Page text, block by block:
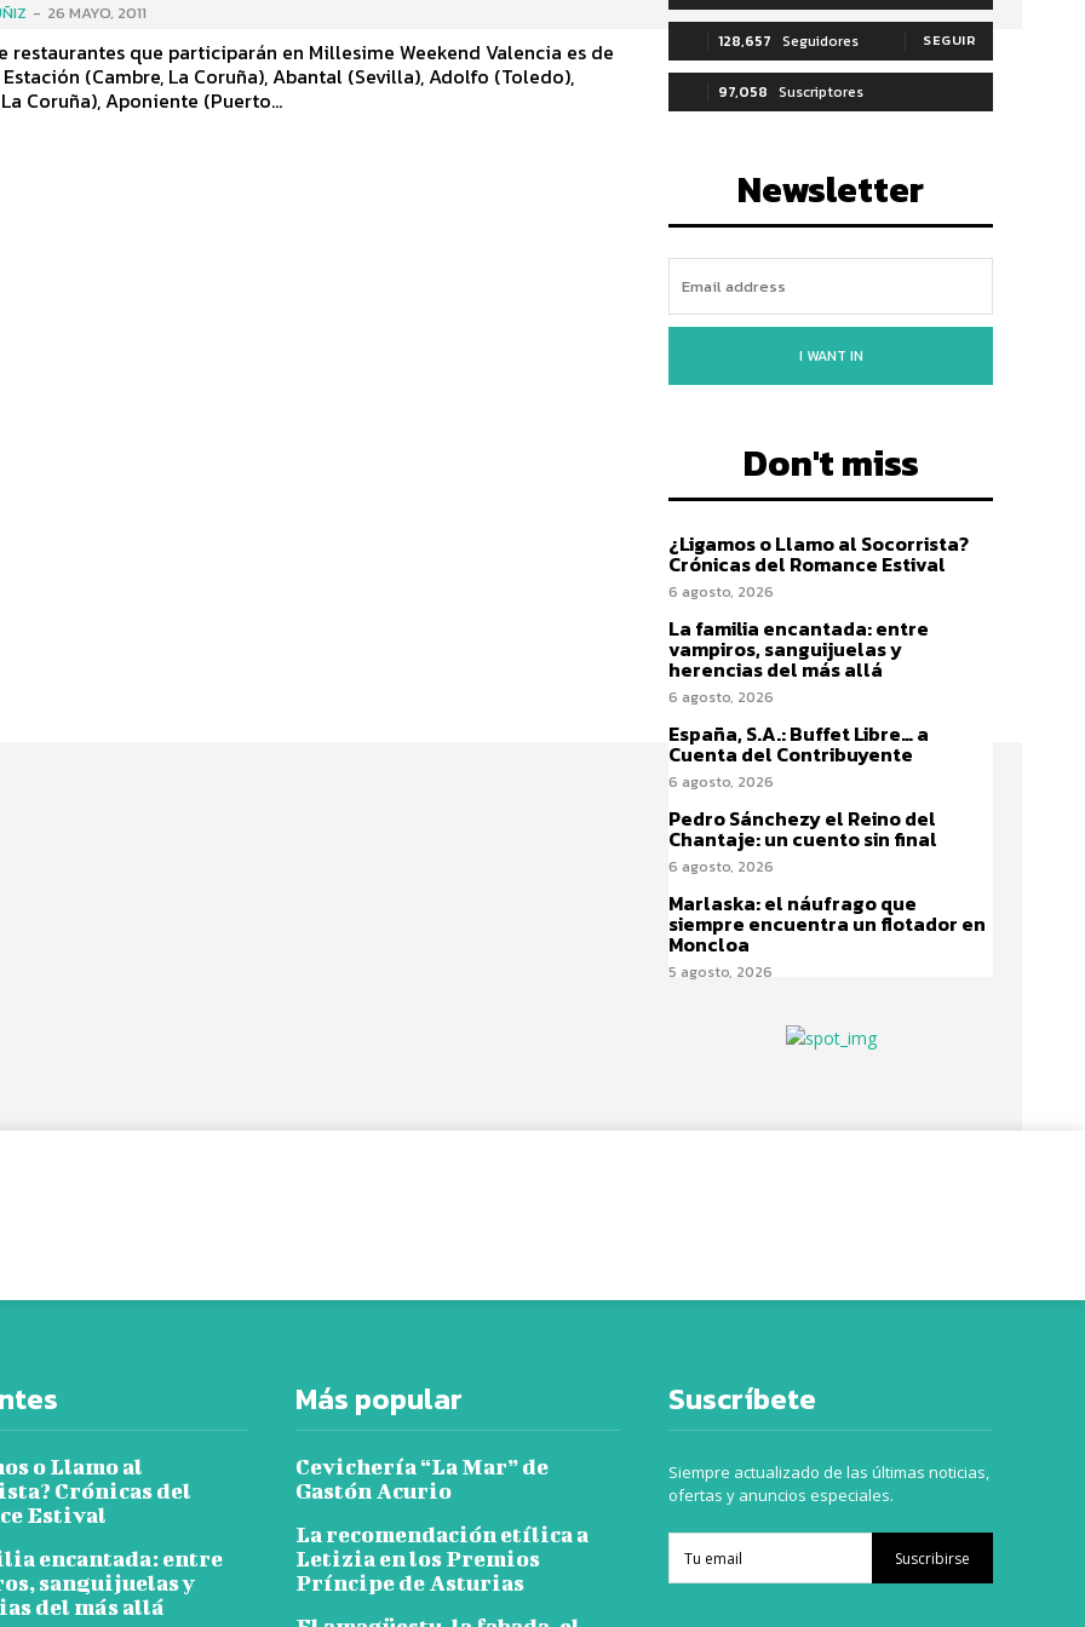
- 26 MAYO, 2011
restaurantes que participarán en Millesime Weekend Valencia es de
(Cambre, La Coruña), Abantal (Sevilla), Adolfo (Toledo),
Coruña), Aponiente (Puerto...
128,657 Seguidores SEGUIR
97,058 Suscriptores
Newsletter
I WANT IN
Don't miss
¿Ligamos o Llamo al Socorrista?
Crónicas del Romance Estival
6 agosto, 2026
La familia encantada: entre
vampiros, sanguijuelas y
herencias del más allá
6 agosto, 2026
España, S.A.: Buffet Libre… a
Cuenta del Contribuyente
6 agosto, 2026
Pedro Sánchezy el Reino del
Chantaje: un cuento sin final
6 agosto, 2026
Marlaska: el náufrago que
siempre encuentra un flotador en
Moncloa
5 agosto, 2026
o Llamo al
Crónicas del
Estival
encantada: entre
sanguijuelas y
del más allá
Más popular
Cevichería “La Mar” de
Gastón Acurio
La recomendación etílica a
Letizia en los Premios
Príncipe de Asturias
Suscríbete
Siempre actualizado de las últimas noticias,
ofertas y anuncios especiales.
Suscribirse